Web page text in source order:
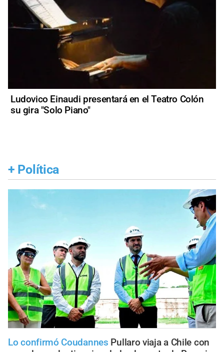
Ludovico Einaudi presentará en el Teatro Colón
su gira "Solo Piano"
+ Política
Lo confirmó Coudannes Pullaro viaja a Chile con